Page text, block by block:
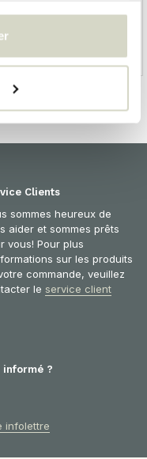
and Company
Clients
sommes heureux de
aider et sommes prêts
vous! Pour plus
sur les produits
commande, veuillez
le service client
informé ?
infolettre